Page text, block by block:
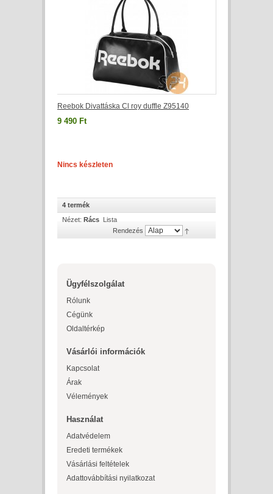
Reebok Divattáska Cl roy duffle Z95140
9 490 Ft
Nincs készleten
4 termék
Nézet: Rács Lista
Rendezés
Ügyfélszolgálat
Rólunk
Cégünk
Oldaltérkép
Vásárlói információk
Kapcsolat
Árak
Vélemények
Használat
Adatvédelem
Eredeti termékek
Vásárlási feltételek
Adattovábbítási nyilatkozat